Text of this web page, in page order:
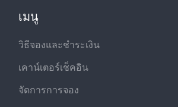
เมนู
วิธีจองและชำระเงิน
เคาน์เตอร์เช็คอิน
จัดการการจอง